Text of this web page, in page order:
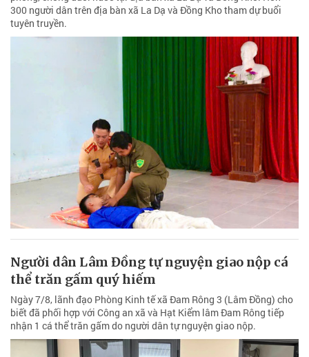
300 người dân trên địa bàn xã La Dạ và Đồng Kho tham dự buổi
tuyên truyền.
Người dân Lâm Đồng tự nguyện giao nộp cá
thể trăn gấm quý hiếm
Ngày 7/8, lãnh đạo Phòng Kinh tế xã Đam Rông 3 (Lâm Đồng) cho
biết đã phối hợp với Công an xã và Hạt Kiểm lâm Đam Rông tiếp
nhận 1 cá thể trăn gấm do người dân tự nguyện giao nộp.